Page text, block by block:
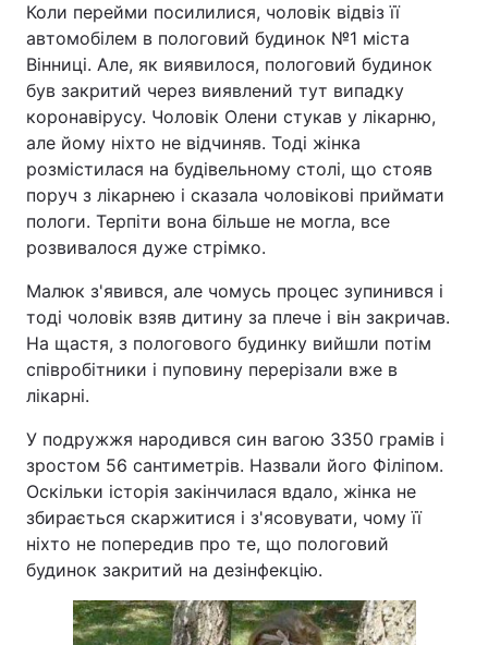
Коли перейми посилилися, чоловік відвіз її
автомобілем в пологовий будинок №1 міста
Вінниці. Але, як виявилося, пологовий будинок
був закритий через виявлений тут випадку
коронавірусу. Чоловік Олени стукав у лікарню,
але йому ніхто не відчиняв. Тоді жінка
розмістилася на будівельному столі, що стояв
поруч з лікарнею і сказала чоловікові приймати
пологи. Терпіти вона більше не могла, все
розвивалося дуже стрімко.
Малюк з'явився, але чомусь процес зупинився і
тоді чоловік взяв дитину за плече і він закричав.
На щастя, з пологового будинку вийшли потім
співробітники і пуповину перерізали вже в
лікарні.
У подружжя народився син вагою 3350 грамів і
зростом 56 сантиметрів. Назвали його Філіпом.
Оскільки історія закінчилася вдало, жінка не
збирається скаржитися і з'ясовувати, чому її
ніхто не попередив про те, що пологовий
будинок закритий на дезінфекцію.